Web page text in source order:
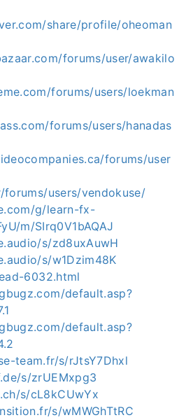
share/profile/oheoman
forums/user/awakilo
forums/users/loekman
forums/users/hanadas
forums/user
users/vendokuse/
g/learn-fx-
m/SIrq0V1bAQAJ
s/zd8uxAuwH
s/w1Dzim48K
6032.html
default.asp?
default.asp?
team.fr/s/rJtsY7Dhxl
s/zrUEMxpg3
s/cL8kCUwYx
s/wMWGhTtRC